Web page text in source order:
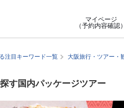
マイページ
（予約内容確認）
注目キーワード一覧 大阪旅行・ツアー・
す国内パッケージツアー